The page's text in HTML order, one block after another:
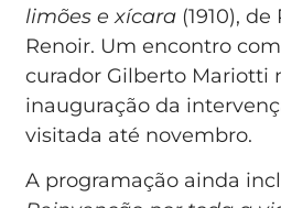
limões e xícara (1910),
Renoir. Um encontro
curador Gilberto Mariotti
inauguração da
visitada até novembro.
A programação ainda